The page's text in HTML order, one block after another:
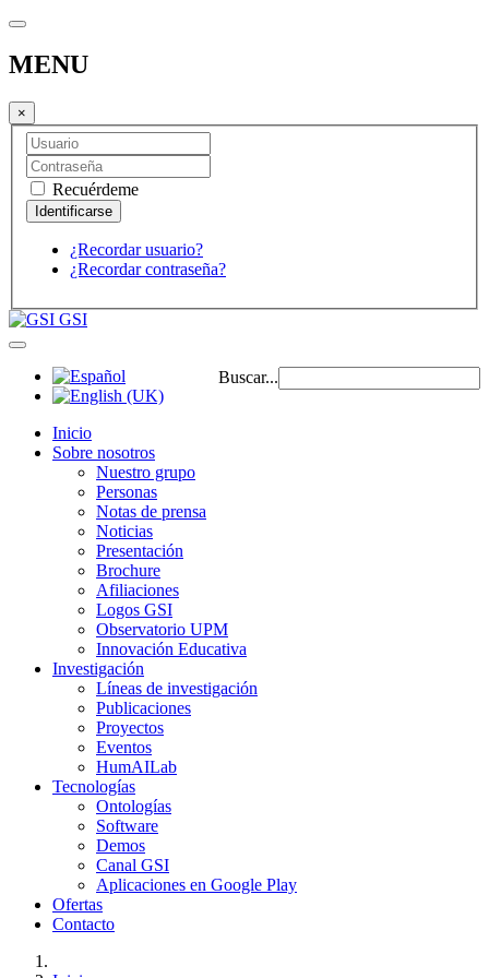
MENU
×
Recuérdeme
¿Recordar usuario?
¿Recordar contraseña?
GSI
Buscar...
Inicio
Sobre nosotros
Nuestro grupo
Personas
Notas de prensa
Noticias
Presentación
Brochure
Afiliaciones
Logos GSI
Observatorio UPM
Innovación Educativa
Investigación
Líneas de investigación
Publicaciones
Proyectos
Eventos
HumAILab
Tecnologías
Ontologías
Software
Demos
Canal GSI
Aplicaciones en Google Play
Ofertas
Contacto